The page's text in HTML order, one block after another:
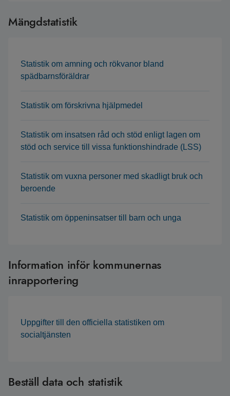
Mängdstatistik
Statistik om amning och rökvanor bland
spädbarnsföräldrar
Statistik om förskrivna hjälpmedel
Statistik om insatsen råd och stöd enligt lagen om
stöd och service till vissa funktionshindrade (LSS)
Statistik om vuxna personer med skadligt bruk och
beroende
Statistik om öppeninsatser till barn och unga
Information inför kommunernas
inrapportering
Uppgifter till den officiella statistiken om
socialtjänsten
Beställ data och statistik